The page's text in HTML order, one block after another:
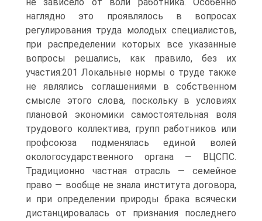
наглядно это проявлялось в вопросах
регулирования труда молодых специалистов,
при распределении которых все указанные
вопросы решались, как правило, без их
участия.201 Локальные нормы о труде также
не являлись соглашениями в собственном
смысле этого слова, поскольку в условиях
плановой экономики самостоятельная воля
трудового коллектива, групп работников или
профсоюза подменялась единой волей
окологосударственного органа — ВЦСПС.
Традиционно частная отрасль — семейное
право — вообще не знала института договора,
и при определении природы брака всячески
дистанцировалась от признания последнего